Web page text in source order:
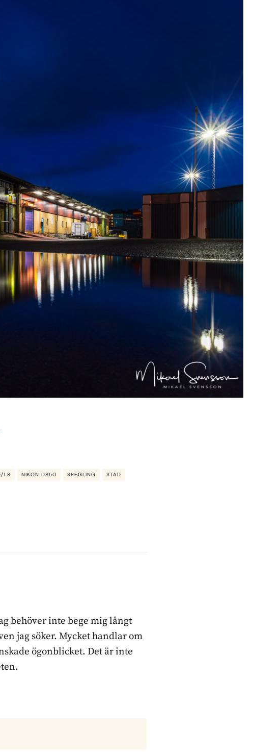
1.8 NIKON D850 SPEGLING STAD
behöver inte bege mig långt
jag söker. Mycket handlar om
ögonblicket. Det är inte